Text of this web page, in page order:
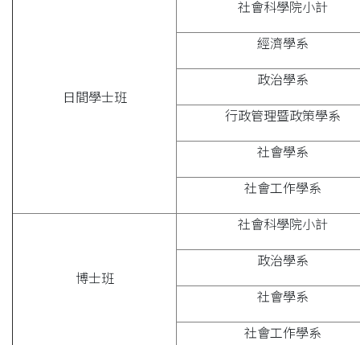
日間學士班
社會科學院小計
經濟學系
政治學系
行政管理暨政策學系
社會學系
社會工作學系
博士班
社會科學院小計
政治學系
社會學系
社會工作學系